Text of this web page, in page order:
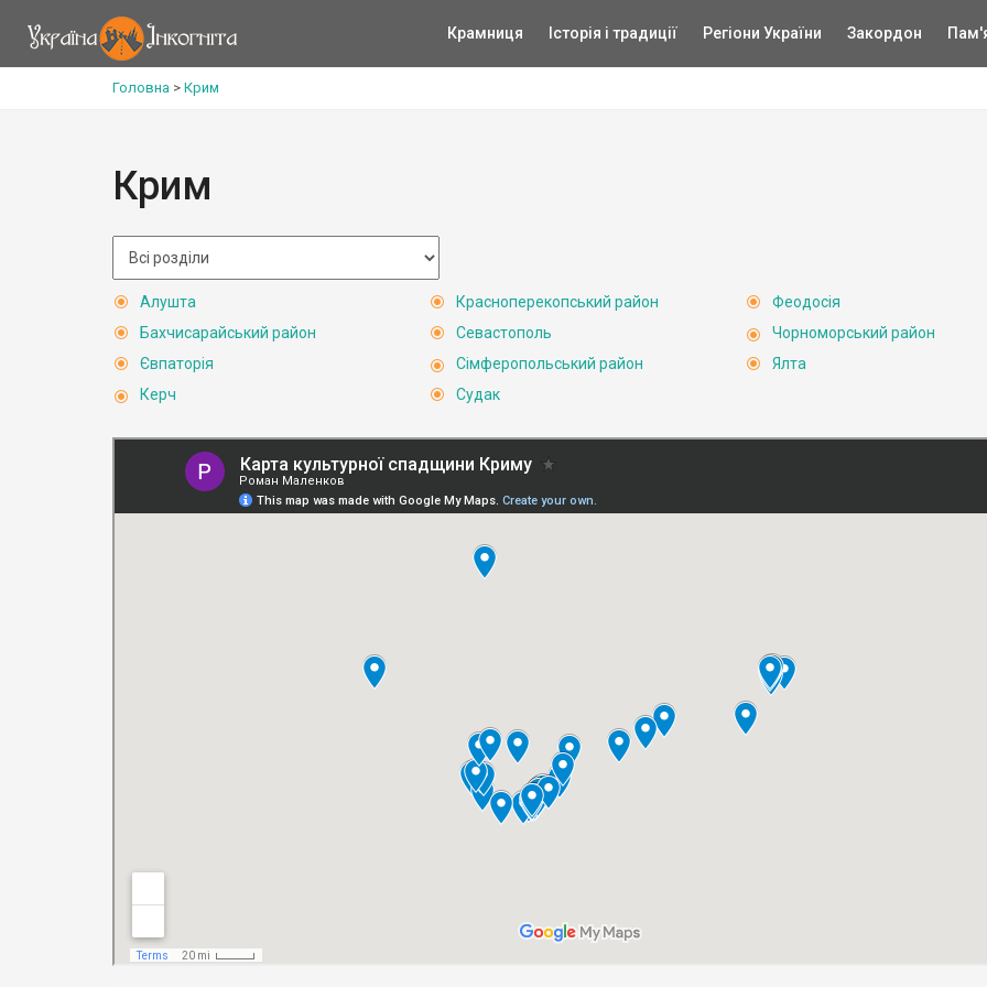
Крамниця Історія і традиції Регіони України Закордон
Головна > Крим
Крим
Алушта
Бахчисарайський район
Євпаторія
Керч
Красноперекопський район
Севастополь
Сімферопольський район
Судак
Феодосія
Чорноморський район
Ялта